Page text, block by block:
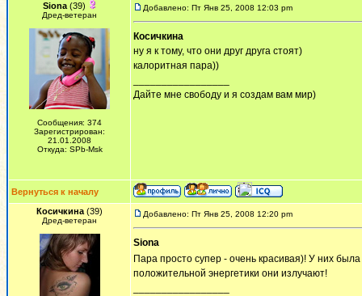
Siona(39)
Дред-ветеран
Сообщения: 374
Зарегистрирован:
21.01.2008
Откуда: SPb-Msk
Добавлено: Пт Янв 25, 2008 12:03 pm
Косичкина
ну я к тому, что они друг друга стоят)
калоритная пара))
Дайте мне свободу и я создам вам мир)
Вернуться к началу
Косичкина (39)
Дред-ветеран
Добавлено: Пт Янв 25, 2008 12:20 pm
Siona
Пара просто супер - очень красивая)! У них была
положительной энергетики они излучают!